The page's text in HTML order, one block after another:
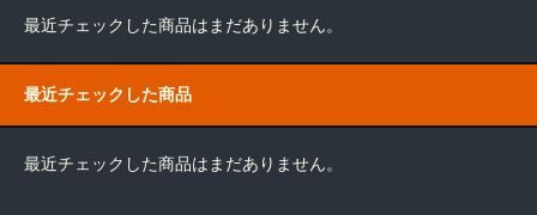
最近チェックした商品はまだありません。
最近チェックした商品
最近チェックした商品はまだありません。